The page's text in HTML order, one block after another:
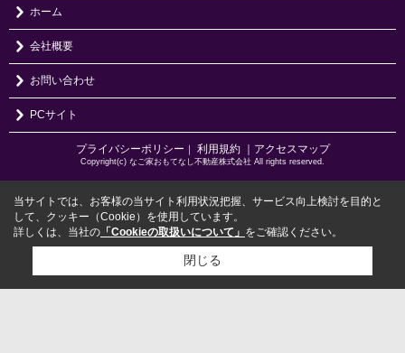
ホーム
会社概要
お問い合わせ
PCサイト
プライバシーポリシー 利用規約 ｜アクセスマップ
Copyright(c) なご家おもてなし不動産株式会社 All rights reserved.
当サイトでは、お客様の当サイト利用状況把握、サービス向上検討を目的と
して、クッキー（Cookie）を使用しています。
詳しくは、当社の 「Cookieの取扱いについて」 をご確認ください。
閉じる